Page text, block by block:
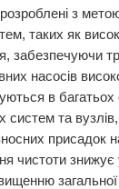
з
таких як
насосів
в
систем та
чистоти
загальної